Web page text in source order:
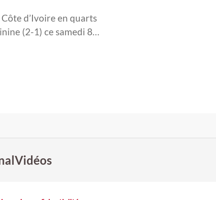
Côte d’Ivoire en quarts
(2-1) ce samedi 8…
Vidéos